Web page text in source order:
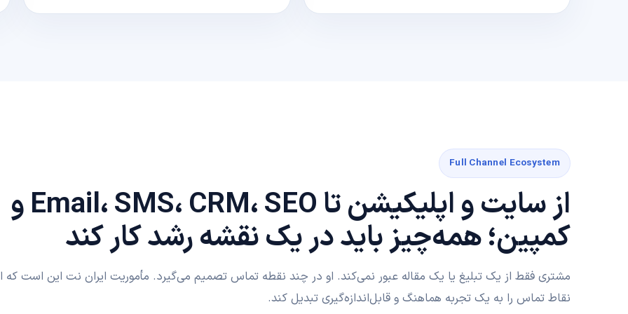
Full Channel Ecosystem
از سایت و اپلیکیشن تا Email، SMS، CRM، SEO و
کمپین؛ همه‌چیز باید در یک نقشه رشد کار کند
مشتری فقط از یک تبلیغ یا یک مقاله عبور نمی‌کند. او در چند نقطه تماس تصمیم می‌گیرد. مأموریت ایران نت این است که
نقاط تماس را به یک تجربه هماهنگ و قابل‌اندازه‌گیری تبدیل کند.